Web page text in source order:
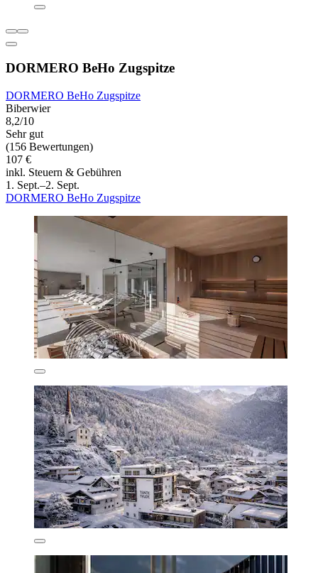
DORMERO BeHo Zugspitze
DORMERO BeHo Zugspitze
Biberwier
8,2/10
Sehr gut
(156 Bewertungen)
107 €
inkl. Steuern & Gebühren
1. Sept.–2. Sept.
DORMERO BeHo Zugspitze